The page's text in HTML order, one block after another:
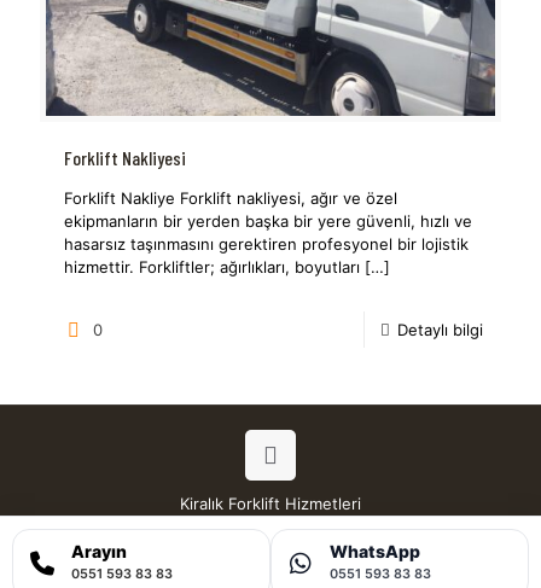
Forklift Nakliyesi
Forklift Nakliye Forklift nakliyesi, ağır ve özel
ekipmanların bir yerden başka bir yere güvenli, hızlı ve
hasarsız taşınmasını gerektiren profesyonel bir lojistik
hizmettir. Forkliftler; ağırlıkları, boyutları […]
0 Detaylı bilgi
Kiralık Forklift Hizmetleri
Tüm Hakları Saklıdır © 2026
Arayın
0551 593 83 83
WhatsApp
0551 593 83 83